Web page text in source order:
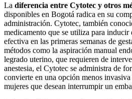
La diferencia entre Cytotec y otros
disponibles en Bogotá radica en su
administración. Cytotec, también
medicamento que se utiliza para
efectiva en las primeras semanas de
métodos como la aspiración manual
legrado uterino, que requieren de
anestesia, el Cytotec se administra de
convierte en una opción menos
mujeres que desean interrumpir un